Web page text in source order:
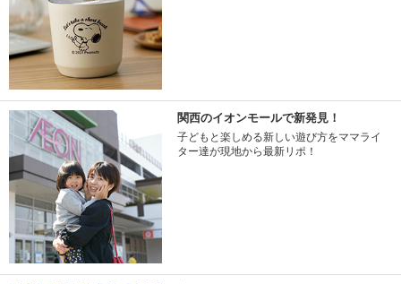
関西のイオンモールで新発見！
子どもと楽しめる新しい遊び方をママライ
ター達が現地から最新リポ！